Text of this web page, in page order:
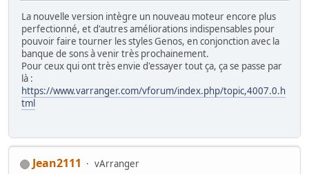
La nouvelle version intègre un nouveau moteur encore plus
perfectionné, et d'autres améliorations indispensables pour
pouvoir faire tourner les styles Genos, en conjonction avec la
banque de sons à venir très prochainement.
Pour ceux qui ont très envie d'essayer tout ça, ça se passe par
là :
https://www.varranger.com/vforum/index.php/topic,4007.0.h
tml
Jean2111
vArranger